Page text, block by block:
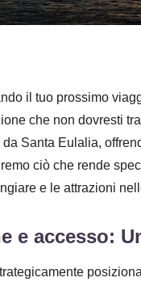
il tuo prossimo
che non dovresti
Santa Eulalia,
ciò che rende
e le attrazioni
e accesso: